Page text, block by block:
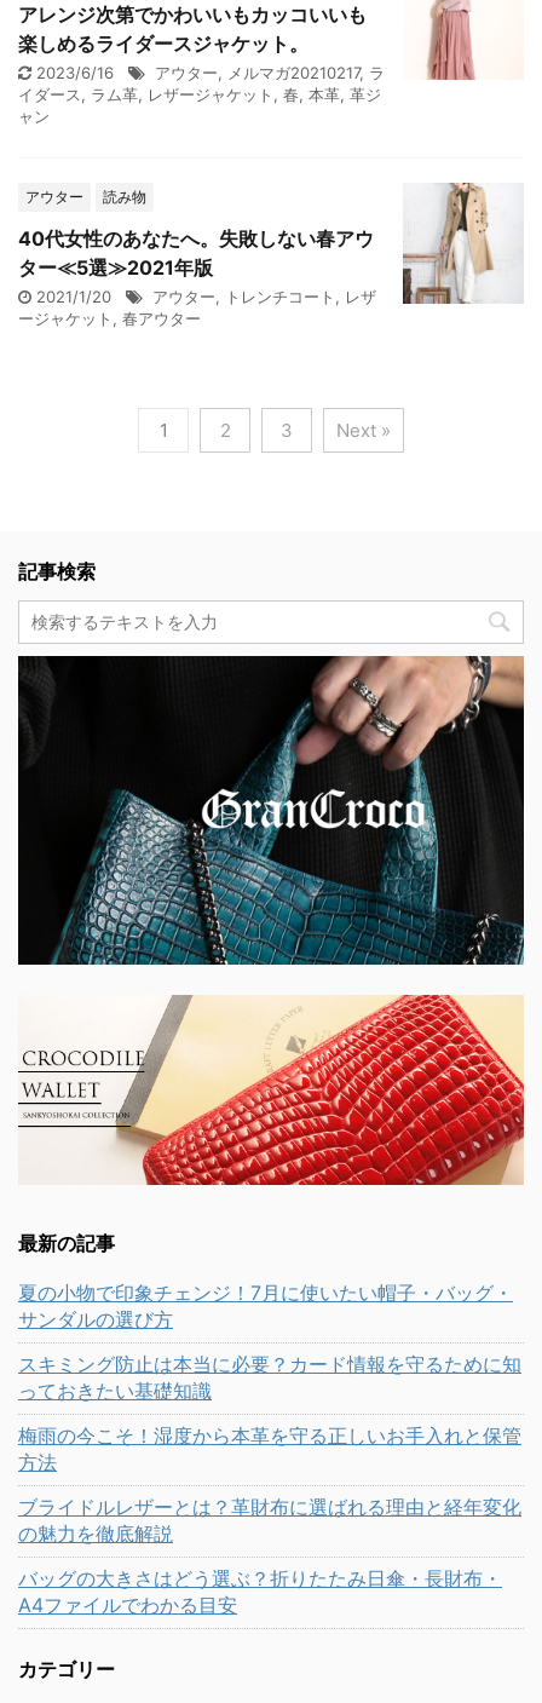
アレンジ次第でかわいいもカッコいいも
楽しめるライダースジャケット。
2023/6/16 アウター, メルマガ20210217, ラ
イダース, ラム革, レザージャケット , 春, 本革, 革ジ
ャン
アウター 読み物
40代女性のあなたへ。失敗しない春アウ
ター≪5選≫2021年版
2021/1/20 アウター, トレンチコート , レザ
ージャケット , 春アウター
1 2 3 Next »
記事検索
最新の記事
夏の小物で印象チェンジ！7月に使いたい帽子・バッグ・
サンダルの選び方
スキミング防止は本当に必要？カード情報を守るために知
っておきたい基礎知識
梅雨の今こそ！湿度から本革を守る正しいお手入れと保管
方法
ブライドルレザーとは？革財布に選ばれる理由と経年変化
の魅力を徹底解説
バッグの大きさはどう選ぶ？折りたたみ日傘・長財布・
A4ファイルでわかる目安
カテゴリー